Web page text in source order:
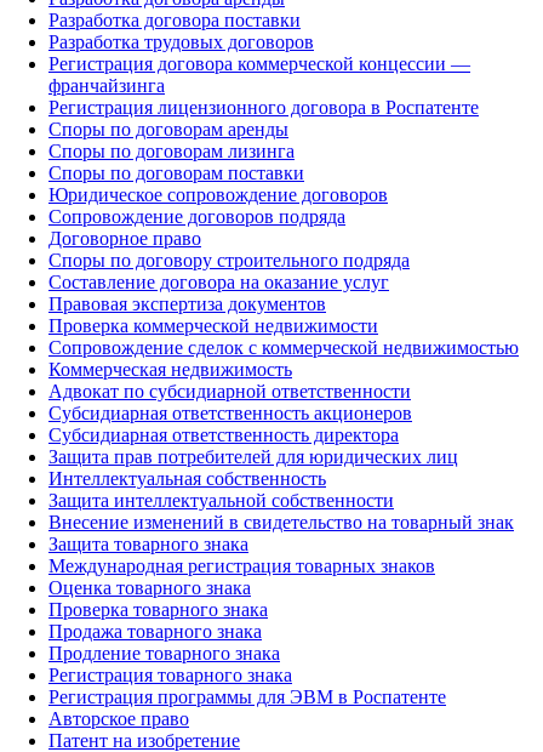
Разработка договора поставки
Разработка трудовых договоров
Регистрация договора коммерческой концессии —
франчайзинга
Регистрация лицензионного договора в Роспатенте
Споры по договорам аренды
Споры по договорам лизинга
Споры по договорам поставки
Юридическое сопровождение договоров
Сопровождение договоров подряда
Договорное право
Споры по договору строительного подряда
Составление договора на оказание услуг
Правовая экспертиза документов
Проверка коммерческой недвижимости
Сопровождение сделок с коммерческой недвижимостью
Коммерческая недвижимость
Адвокат по субсидиарной ответственности
Субсидиарная ответственность акционеров
Субсидиарная ответственность директора
Защита прав потребителей для юридических лиц
Интеллектуальная собственность
Защита интеллектуальной собственности
Внесение изменений в свидетельство на товарный знак
Защита товарного знака
Международная регистрация товарных знаков
Оценка товарного знака
Проверка товарного знака
Продажа товарного знака
Продление товарного знака
Регистрация товарного знака
Регистрация программы для ЭВМ в Роспатенте
Авторское право
Патент на изобретение